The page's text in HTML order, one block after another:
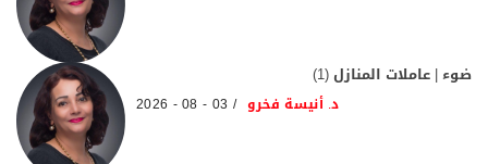
ضوء | عاملات المنازل (1)
د. أنيسة فخرو 03 - 08 - 2026